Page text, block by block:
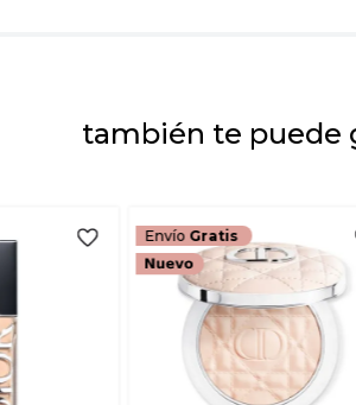
también te puede
Envío Gratis